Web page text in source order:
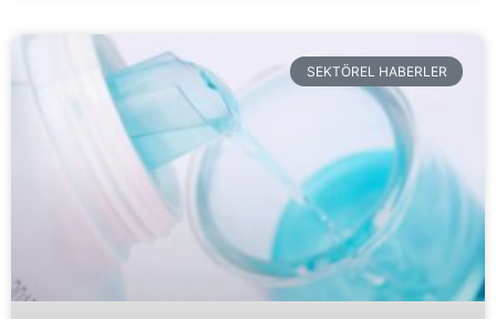
SEKTÖREL HABERLER